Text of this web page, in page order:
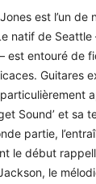
est l’un de
natif de Seattle
est entouré de
Guitares
Sound’ et sa
partie,
le début
le